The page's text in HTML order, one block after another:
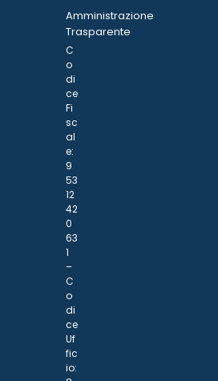
Amministrazione
Trasparente
C
o
di
ce
Fi
sc
al
e:
9
53
12
42
0
63
1
–
C
o
di
ce
Uf
fic
io: